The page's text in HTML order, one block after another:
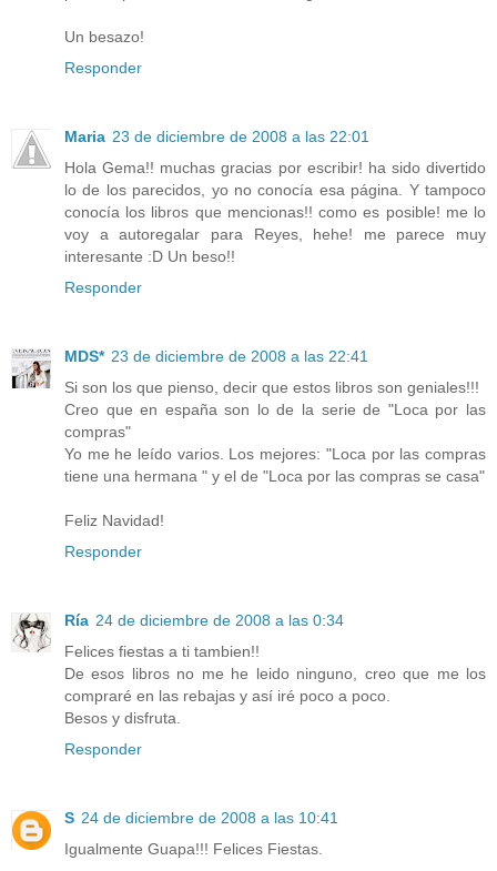
Un besazo!
Responder
Maria 23 de diciembre de 2008 a las 22:01
Hola Gema!! muchas gracias por escribir! ha sido divertido
lo de los parecidos, yo no conocía esa página. Y tampoco
conocía los libros que mencionas!! como es posible! me lo
voy a autoregalar para Reyes, hehe! me parece muy
interesante :D Un beso!!
Responder
MDS* 23 de diciembre de 2008 a las 22:41
Si son los que pienso, decir que estos libros son geniales!!!
Creo que en españa son lo de la serie de "Loca por las
compras"
Yo me he leído varios. Los mejores: "Loca por las compras
tiene una hermana " y el de "Loca por las compras se casa"
Feliz Navidad!
Responder
Ría 24 de diciembre de 2008 a las 0:34
Felices fiestas a ti tambien!!
De esos libros no me he leido ninguno, creo que me los
compraré en las rebajas y así iré poco a poco.
Besos y disfruta.
Responder
S 24 de diciembre de 2008 a las 10:41
Igualmente Guapa!!! Felices Fiestas.